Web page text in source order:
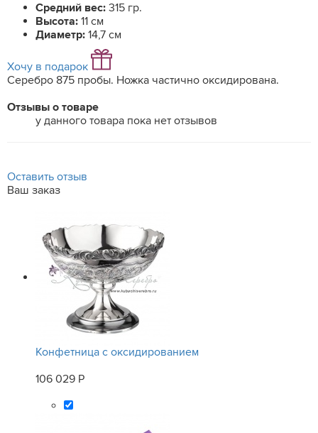
Средний вес: 315 гр.
Высота: 11 см
Диаметр: 14,7 см
Хочу в подарок
Серебро 875 пробы. Ножка частично оксидирована.
Отзывы о товаре
у данного товара пока нет отзывов
Оставить отзыв
Ваш заказ
Конфетница с оксидированием
106 029 Р